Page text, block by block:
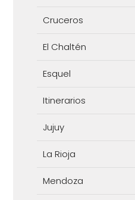
Cruceros
El Chaltén
Esquel
Itinerarios
Jujuy
La Rioja
Mendoza